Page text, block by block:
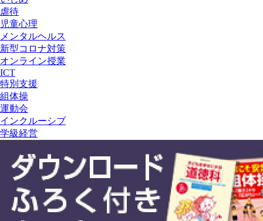
虐待
児童心理
メンタルヘルス
新型コロナ対策
オンライン授業
ICT
特別支援
組体操
運動会
インクルーシブ
学級経営